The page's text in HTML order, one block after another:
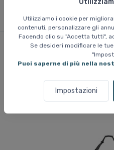
Utilizziamo i cookie per
contenuti, personalizzare gli
Facendo clic su "Accetta tutti",
Se desideri modificare le
Puoi saperne di più nella
Impostazioni